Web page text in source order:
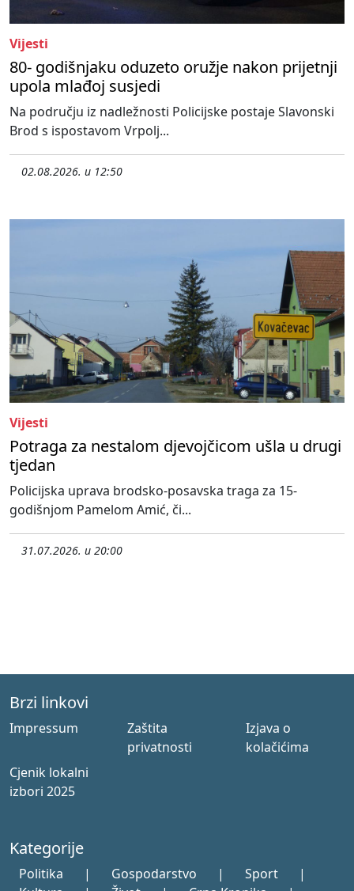
Vijesti
80- godišnjaku oduzeto oružje nakon prijetnji
upola mlađoj susjedi
Na području iz nadležnosti Policijske postaje Slavonski
Brod s ispostavom Vrpolj...
02.08.2026. u 12:50
Vijesti
Potraga za nestalom djevojčicom ušla u drugi
tjedan
Policijska uprava brodsko-posavska traga za 15-
godišnjom Pamelom Amić, či...
31.07.2026. u 20:00
Brzi linkovi
Impressum
Zaštita
privatnosti
Izjava o
kolačićima
Cjenik lokalni
izbori 2025
Kategorije
Politika | Gospodarstvo | Sport
|